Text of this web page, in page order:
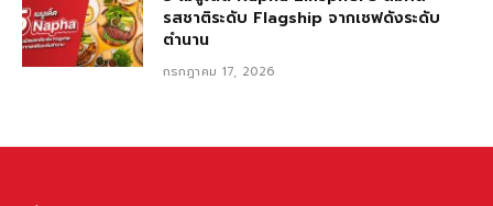
รสชาติระดับ Flagship จากเชฟดังระดับ
ตำนาน
กรกฎาคม 17, 2026